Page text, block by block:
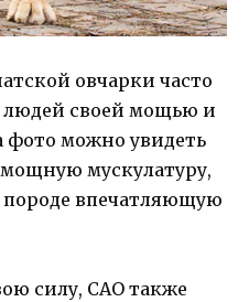
овчарки часто
своей мощью и
фото можно увидеть
мускулатуру,
впечатляющую
силу, САО также